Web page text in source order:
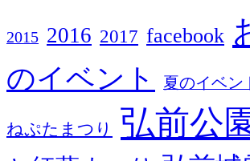
2015 2016 2017 facebook
のイベント 夏のイベン
ねぷたまつり 弘前公